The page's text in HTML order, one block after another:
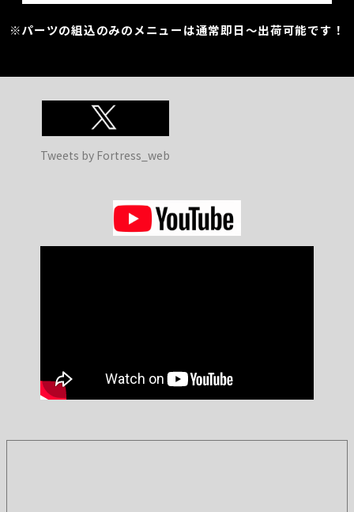
※パーツの組込のみのメニューは通常即日～出荷可能です！
Tweets by Fortress_web